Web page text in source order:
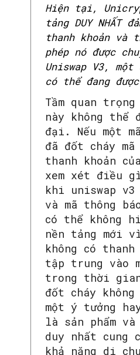
SEARCH...
Hiện tại,
tảng DUY NHẤT
thanh khoản và
phép nó được
Uniswap V3,
có thể đang
Tầm quan
này không thể
đại. Nếu một
đã đốt cháy mã
thanh khoản
xem xét điều
khi uniswap
và mã thông
có thể không
nền tảng mới
không có thanh
tập trung vào
trong thời
đốt cháy
một ý tưởng
là sản phẩm
duy nhất cung
khả năng di